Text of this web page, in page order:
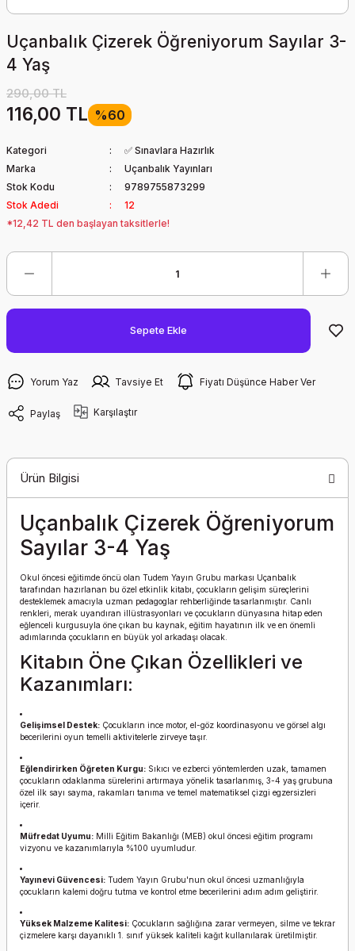
Uçanbalık Çizerek Öğreniyorum Sayılar 3-
4 Yaş
290,00 TL
116,00 TL %60
Kategori
✅ Sınavlara Hazırlık
Marka
Uçanbalık Yayınları
Stok Kodu
9789755873299
Stok Adedi
12
*12,42 TL den başlayan taksitlerle!
Sepete Ekle
Yorum Yaz Tavsiye Et Fiyatı Düşünce Haber Ver
Paylaş Karşılaştır
Ürün Bilgisi
Uçanbalık Çizerek Öğreniyorum
Sayılar 3-4 Yaş
Okul öncesi eğitimde öncü olan Tudem Yayın Grubu markası Uçanbalık
tarafından hazırlanan bu özel etkinlik kitabı, çocukların gelişim süreçlerini
desteklemek amacıyla uzman pedagoglar rehberliğinde tasarlanmıştır. Canlı
renkleri, merak uyandıran illüstrasyonları ve çocukların dünyasına hitap eden
eğlenceli kurgusuyla öne çıkan bu kaynak, eğitim hayatının ilk ve en önemli
adımlarında çocukların en büyük yol arkadaşı olacak.
Kitabın Öne Çıkan Özellikleri ve
Kazanımları:
Gelişimsel Destek: Çocukların ince motor, el-göz koordinasyonu ve görsel algı
becerilerini oyun temelli aktivitelerle zirveye taşır.
Eğlendirirken Öğreten Kurgu: Sıkıcı ve ezberci yöntemlerden uzak, tamamen
çocukların odaklanma sürelerini artırmaya yönelik tasarlanmış, 3-4 yaş grubuna
özel ilk sayı sayma, rakamları tanıma ve temel matematiksel çizgi egzersizleri
içerir.
Müfredat Uyumu: Milli Eğitim Bakanlığı (MEB) okul öncesi eğitim programı
vizyonu ve kazanımlarıyla %100 uyumludur.
Yayınevi Güvencesi: Tudem Yayın Grubu'nun okul öncesi uzmanlığıyla
çocukların kalemi doğru tutma ve kontrol etme becerilerini adım adım geliştirir.
Yüksek Malzeme Kalitesi: Çocukların sağlığına zarar vermeyen, silme ve tekrar
çizmelere karşı dayanıklı 1. sınıf yüksek kaliteli kağıt kullanılarak üretilmiştir.